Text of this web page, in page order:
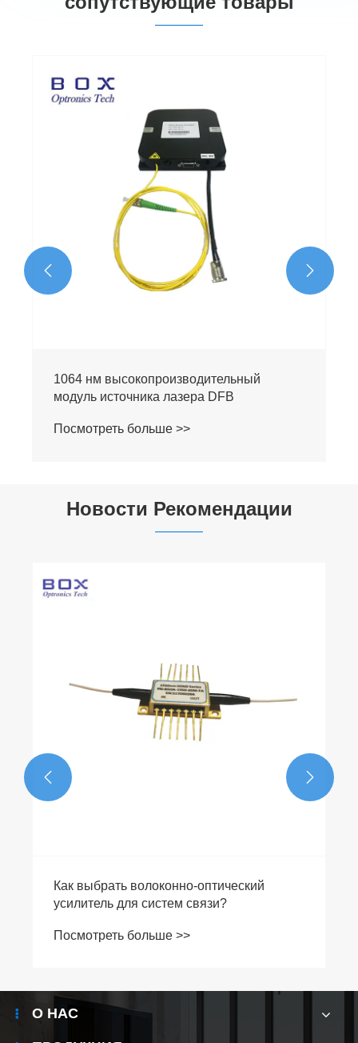
1550 нм DFB лазерный источник высокой
мощности оптический источник модуля
Посмотреть больше >>
 
Новости Рекомендации
Как источник света DFB повышает
эффективность коммерческих световых
Посмотреть больше >>
 
О НАС